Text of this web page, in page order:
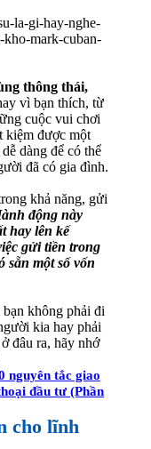
thông thái,
vì bạn thích, từ
cuộc vui chơi
kiệm được một
dàng để có thể
đã có gia đình.
khả năng, gửi
động này
hay lên kế
gửi tiền trong
sẵn một số vốn
không phải đi
kia hay phải
đâu ra, hãy nhớ
nguyên tắc giao
đầu tư (Phần
cho lĩnh